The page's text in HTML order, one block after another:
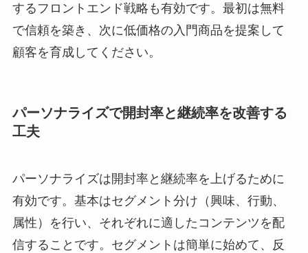
するフロントエンド戦略も有効です。最初は無料
で信頼を築き、次に低価格の入門商品を提案して
顧客を育成してください。
パーソナライズで開封率と継続率を改善する
工夫
パーソナライズは開封率と継続率を上げるために
有効です。基本はセグメント分け（興味、行動、
属性）を行い、それぞれに適したコンテンツを配
信することです。セグメントは簡単に始めて、反